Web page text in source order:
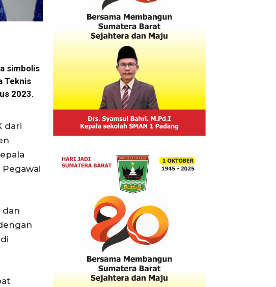
simbolis
Teknis
2023.
dari
dan